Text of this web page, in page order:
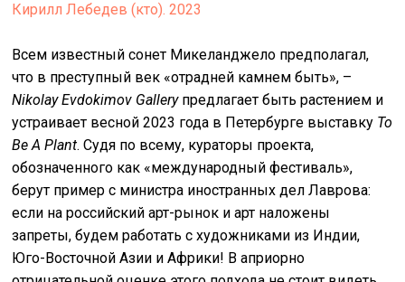
Кирилл Лебедев (кто). 2023
Всем известный сонет Микеланджело предполагал,
что в преступный век «отрадней камнем быть», –
Nikolay Evdokimov Gallery предлагает быть растением и
устраивает весной 2023 года в Петербурге выставку To
Be A Plant. Судя по всему, кураторы проекта,
обозначенного как «международный фестиваль»,
берут пример с министра иностранных дел Лаврова:
если на российский арт-рынок и арт наложены
запреты, будем работать с художниками из Индии,
Юго-Восточной Азии и Африки! В априорно